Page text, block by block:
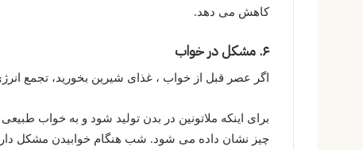
کاهش می دهد.
۶. مشکل در خواب
اگر عصر قبل از خواب ، غذای شیرین بخورید، تجمع
برای اینکه ملاتونین در بدن تولید شود و به خواب
چیز نشان داده می شود. شب هنگام خوابیدن مشکل